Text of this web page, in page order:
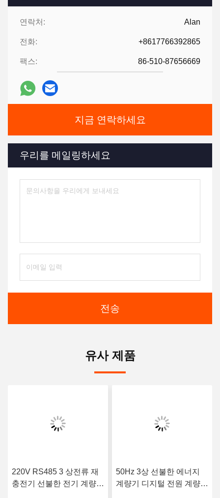
연락처: Alan
전화: +8617766392865
팩스: 86-510-87656669
지금 연락하세요
우리를 메일링하세요
전송
유사 제품
220V RS485 3 상전류 재
충전기 선불한 전기 계량기
50Hz 3상 선불한 에너지
계량기 디지털 전원 계량기